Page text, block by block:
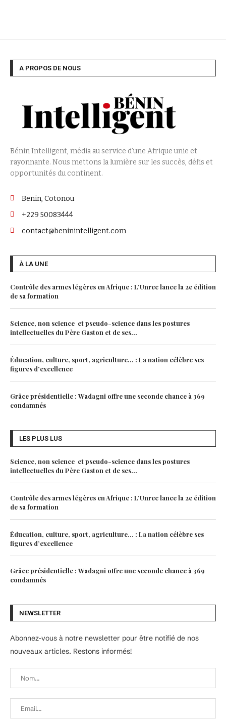
A PROPOS DE NOUS
Bénin Intelligent, média au service d’une Afrique unie et
rayonnante. Nous mettons la lumière sur les succès, défis et
opportunités du continent.
Benin, Cotonou
+229 50083444
contact@beninintelligent.com
À LA UNE
Contrôle des armes légères en Afrique : L’Unrec lance la 2e édition
de sa formation
Science, non science et pseudo-science dans les postures
intellectuelles du Père Gaston et de ses...
Éducation, culture, sport, agriculture… : La nation célèbre ses
figures d’excellence
Grâce présidentielle : Wadagni offre une seconde chance à 369
condamnés
LES PLUS LUS
Science, non science et pseudo-science dans les postures
intellectuelles du Père Gaston et de ses...
Contrôle des armes légères en Afrique : L’Unrec lance la 2e édition
de sa formation
Éducation, culture, sport, agriculture… : La nation célèbre ses
figures d’excellence
Grâce présidentielle : Wadagni offre une seconde chance à 369
condamnés
NEWSLETTER
Abonnez-vous à notre newsletter pour être notifié de nos
nouveaux articles. Restons informés!